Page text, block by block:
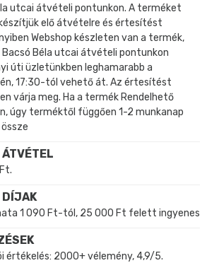
utcai átvételi pontunkon. A terméket
elő átvételre és értesítést
Webshop készleten van a termék,
Béla utcai átvételi pontunkon
úti üzletünkben leghamarabb a
17:30-tól vehető át. Az értesítést
várja meg. Ha a termék Rendelhető
úgy terméktől függően 1-2 munkanap
1 090 Ft-tól, 25 000 Ft felett ingyenes
értékelés: 2000+ vélemény, 4,9/5.